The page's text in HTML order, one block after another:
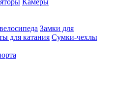
Камеры
Замки для
для катания Сумки-чехлы